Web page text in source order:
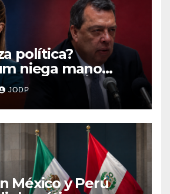
política?
niega mano
de Ángel
JODP
México y Perú